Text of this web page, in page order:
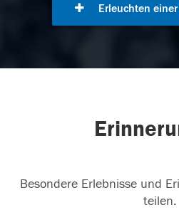
Erleuchten
Besondere Erlebnisse und
teilen.